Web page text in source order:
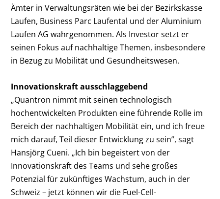
Ämter in Verwaltungsräten wie bei der Bezirkskasse
Laufen, Business Parc Laufental und der Aluminium
Laufen AG wahrgenommen. Als Investor setzt er
seinen Fokus auf nachhaltige Themen, insbesondere
in Bezug zu Mobilität und Gesundheitswesen.
Innovationskraft ausschlaggebend
„Quantron nimmt mit seinen technologisch
hochentwickelten Produkten eine führende Rolle im
Bereich der nachhaltigen Mobilität ein, und ich freue
mich darauf, Teil dieser Entwicklung zu sein”, sagt
Hansjörg Cueni. „Ich bin begeistert von der
Innovationskraft des Teams und sehe großes
Potenzial für zukünftiges Wachstum, auch in der
Schweiz – jetzt können wir die Fuel-Cell-